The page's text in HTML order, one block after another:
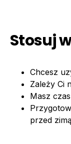
Stosuj
Chcesz
Zależy Ci
Masz
przed